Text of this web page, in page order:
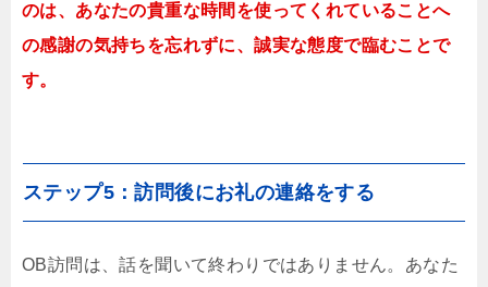
のは、あなたの貴重な時間を使ってくれていることへ
の感謝の気持ちを忘れずに、誠実な態度で臨むことで
す。
ステップ5：訪問後にお礼の連絡をする
OB訪問は、話を聞いて終わりではありません。あなた